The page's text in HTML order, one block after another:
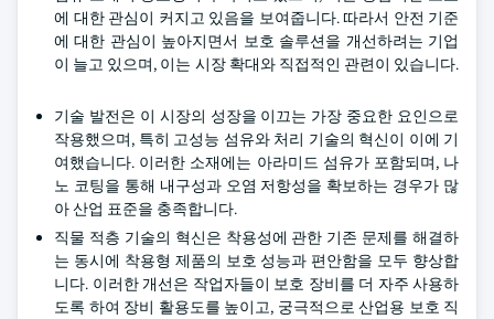
에 대한 관심이 커지고 있음을 보여줍니다. 따라서 안전 기준
에 대한 관심이 높아지면서 보호 솔루션을 개선하려는 기업
이 늘고 있으며, 이는 시장 확대와 직접적인 관련이 있습니다.
기술 발전은 이 시장의 성장을 이끄는 가장 중요한 요인으로
작용했으며, 특히 고성능 섬유와 처리 기술의 혁신이 이에 기
여했습니다. 이러한 소재에는 아라미드 섬유가 포함되며, 나
노 코팅을 통해 내구성과 오염 저항성을 확보하는 경우가 많
아 산업 표준을 충족합니다.
직물 적층 기술의 혁신은 착용성에 관한 기존 문제를 해결하
는 동시에 착용형 제품의 보호 성능과 편안함을 모두 향상합
니다. 이러한 개선은 작업자들이 보호 장비를 더 자주 사용하
도록 하여 장비 활용도를 높이고, 궁극적으로 산업용 보호 직